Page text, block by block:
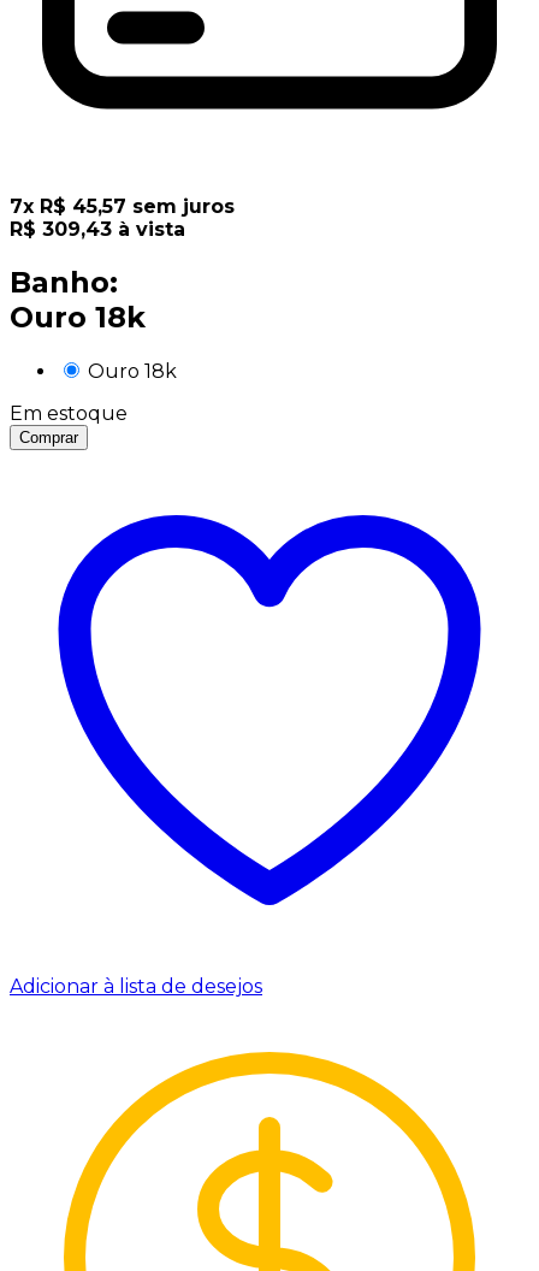
7x R$ 45,57 sem juros
R$ 309,43 à vista
Banho:
Ouro 18k
Ouro 18k
Em estoque
Comprar
Adicionar à lista de desejos